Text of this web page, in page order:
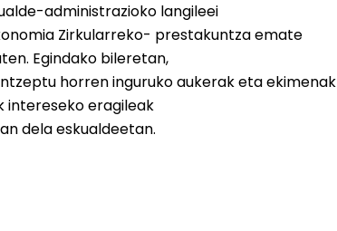
administrazioko langileei
Zirkularreko- prestakuntza emate
Egindako bileretan,
horren inguruko aukerak eta ekimenak
intereseko eragileak
dela eskualdeetan.